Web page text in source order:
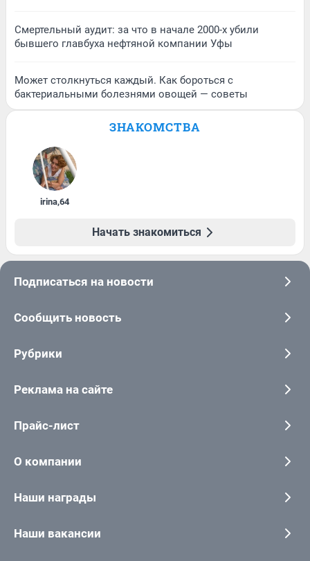
Смертельный аудит: за что в начале 2000-х убили
бывшего главбуха нефтяной компании Уфы
Может столкнуться каждый. Как бороться с
бактериальными болезнями овощей — советы
ЗНАКОМСТВА
irina,64
Начать знакомиться
Подписаться на новости
Сообщить новость
Рубрики
Реклама на сайте
Прайс-лист
О компании
Наши награды
Наши вакансии